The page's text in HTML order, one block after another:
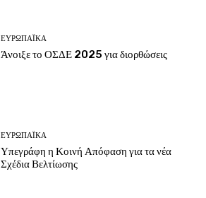
ΕΥΡΩΠΑΪΚΆ
Άνοιξε το ΟΣΔΕ 2025 για διορθώσεις
ΕΥΡΩΠΑΪΚΆ
Υπεγράφη η Κοινή Απόφαση για τα νέα
Σχέδια Βελτίωσης